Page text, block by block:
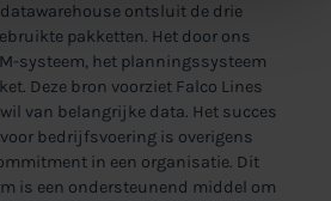
datawarehouse ontsluit de drie
pakketten. Het door ons
systeem, het planningssysteem
Deze bron voorziet Falco Lines
van belangrijke data. Het succes
bedrijfsvoering is overigens
in een organisatie. Dit
is een ondersteunend middel om